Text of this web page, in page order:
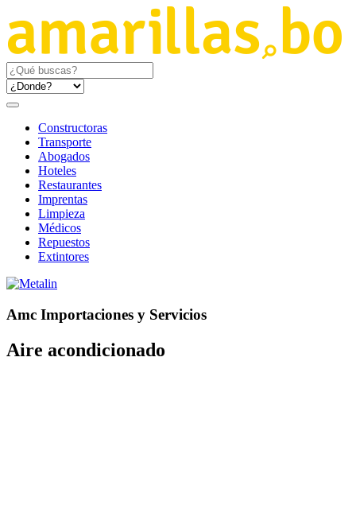
Constructoras
Transporte
Abogados
Hoteles
Restaurantes
Imprentas
Limpieza
Médicos
Repuestos
Extintores
Amc Importaciones y Servicios
Aire acondicionado